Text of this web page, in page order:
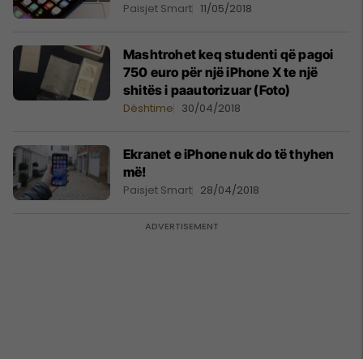
Paisjet Smart 11/05/2018
Mashtrohet keq studenti që pagoi
750 euro për një iPhone X te një
shitës i paautorizuar (Foto)
Dështime 30/04/2018
Ekranet e iPhone nuk do të thyhen
më!
Paisjet Smart 28/04/2018